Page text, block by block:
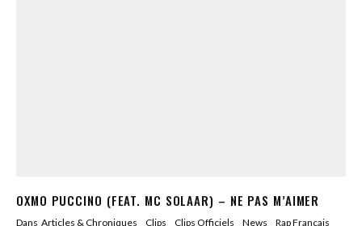
OXMO PUCCINO (FEAT. MC SOLAAR) – NE PAS M’AIMER
Dans Articles & Chroniques Clips Clips Officiels News Rap Francais